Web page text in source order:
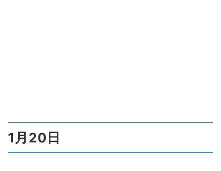
1月20日